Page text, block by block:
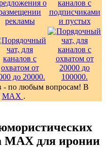
- по любым вопросам! В
MAX .
MAX для иронии